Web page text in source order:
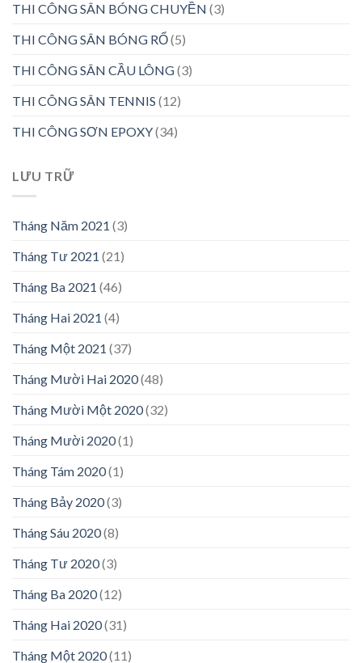
THI CÔNG SÂN BÓNG CHUYỀN (3)
THI CÔNG SÂN BÓNG RỔ(5)
THI CÔNG SÂN CẦU LÔNG(3)
THI CÔNG SÂN TENNIS (12)
THI CÔNG SƠN EPOXY(34)
LƯU TRỮ
Tháng Năm 2021 (3)
Tháng Tư 2021 (21)
Tháng Ba 2021 (46)
Tháng Hai 2021 (4)
Tháng Một 2021 (37)
Tháng Mười Hai 2020(48)
Tháng Mười Một 2020(32)
Tháng Mười 2020(1)
Tháng Tám 2020(1)
Tháng Bảy 2020(3)
Tháng Sáu 2020(8)
Tháng Tư 2020(3)
Tháng Ba 2020(12)
Tháng Hai 2020(31)
Tháng Một 2020(11)